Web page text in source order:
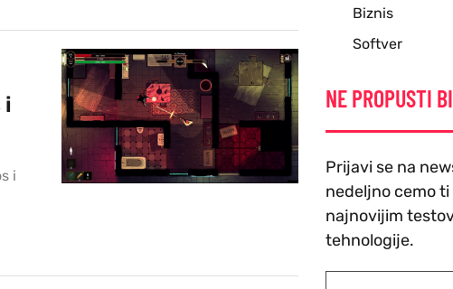
i
i
Biznis
Softver
NE PROPUSTI
Prijavi se na
nedeljno cemo
najnovijim
tehnologije.